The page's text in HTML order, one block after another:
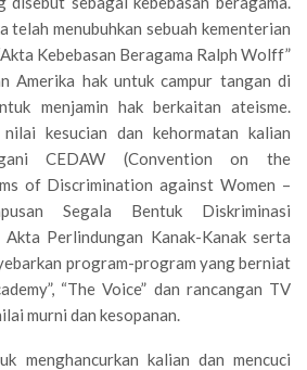
telah menubuhkan sebuah kementerian
Kebebasan Beragama Ralph Wolff”
Amerika hak untuk campur tangan di
menjamin hak berkaitan ateisme.
nilai kesucian dan kehormatan kalian
CEDAW (Convention on the
of Discrimination against Women –
Segala Bentuk Diskriminasi
Perlindungan Kanak-Kanak serta
program-program yang berniat
“The Voice” dan rancangan TV
murni dan kesopanan.
menghancurkan kalian dan mencuci